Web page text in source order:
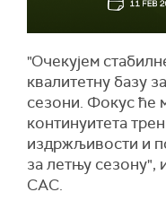
"Очекујем
квалитетну базу
сезони. Фокус ће
континуитета
издржљивости и
за летњу сезону",
САС.